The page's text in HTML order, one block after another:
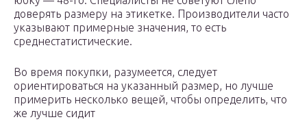
доверять размеру на этикетке. Производители часто
указывают примерные значения, то есть
среднестатистические.
Во время покупки, разумеется, следует
ориентироваться на указанный размер, но лучше
примерить несколько вещей, чтобы определить, что
же лучше сидит